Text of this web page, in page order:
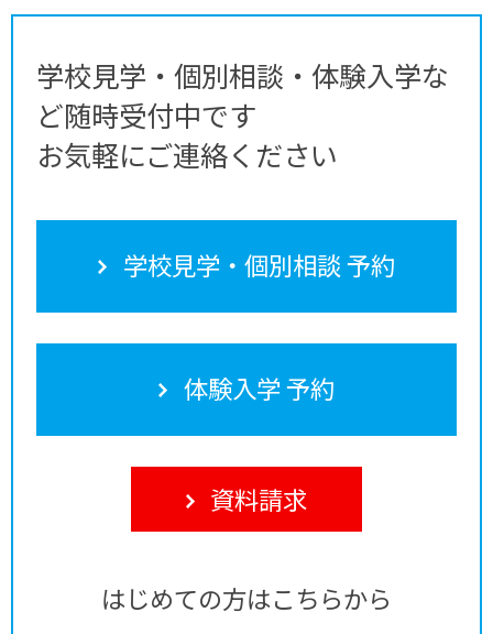
学校見学・個別相談・体験入学な
ど随時受付中です
お気軽にご連絡ください
学校見学・個別相談 予約
体験入学 予約
資料請求
はじめての方はこちらから